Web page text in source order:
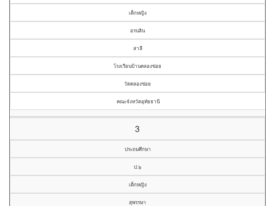
เด็กหญิง
อรนลิน
สาลี
โรงเรียนบ้านคลองข่อย
วัดคลองข่อย
คณะจังหวัดอุทัยธานี
3
ประถมศึกษา
ป.๖
เด็กหญิง
สุพรรษา